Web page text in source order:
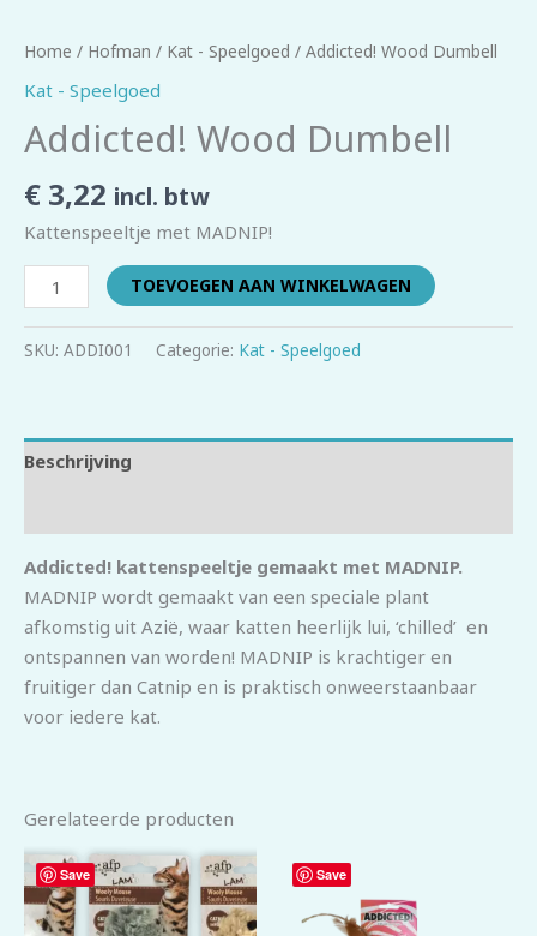
Home / Hofman / Kat - Speelgoed / Addicted! Wood Dumbell
Kat - Speelgoed
Addicted! Wood Dumbell
€ 3,22 incl. btw
Kattenspeeltje met MADNIP!
TOEVOEGEN AAN WINKELWAGEN
SKU: ADDI001 Categorie: Kat - Speelgoed
Beschrijving
Addicted! kattenspeeltje gemaakt met MADNIP.
MADNIP wordt gemaakt van een speciale plant
afkomstig uit Azië, waar katten heerlijk lui, ‘chilled’ en
ontspannen van worden! MADNIP is krachtiger en
fruitiger dan Catnip en is praktisch onweerstaanbaar
voor iedere kat.
Gerelateerde producten
Save Save